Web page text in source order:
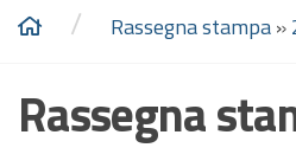
/ Rassegna stampa»
Rassegna